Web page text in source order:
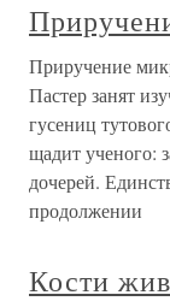
Приручение
Пастер занят
гусениц
щадит ученого:
дочерей.
продолжении
Кости